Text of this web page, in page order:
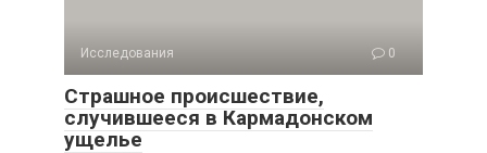
Исследования 0
Страшное происшествие,
случившееся в Кармадонском
ущелье